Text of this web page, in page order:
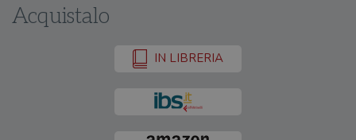
Acquistalo
IN LIBRERIA